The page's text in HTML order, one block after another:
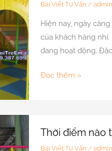
chơi
trẻ
em
đem
cao
Bài Viết Tư Vấn / admin
Hiện nay, ngày
của khách hàng
đang hoạt động.
Những
tàn
Đọc thêm »
Thời điểm nào
Bài Viết Tư Vấn / admin